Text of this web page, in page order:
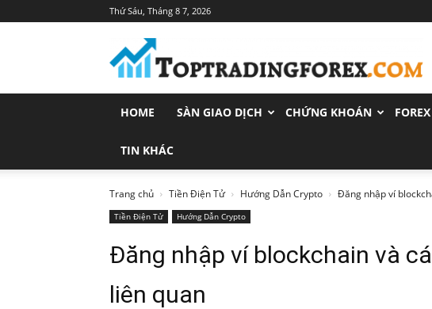
Thứ Sáu, Tháng 8 7, 2026
Trang
Tin
Tức
Đầu
HOME SÀN GIAO DỊCH CHỨNG KHOÁN FOREX
TIN KHÁC
Trang chủ Tiền Điện Tử Hướng Dẫn Crypto Đăng nhập ví
Tiền Điện Tử Hướng Dẫn Crypto
Đăng nhập ví blockchain và
liên quan